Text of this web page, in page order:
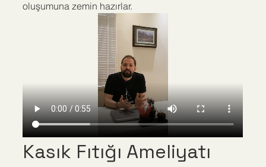
oluşumuna zemin hazırlar.
Kasık Fıtığı Ameliyatı